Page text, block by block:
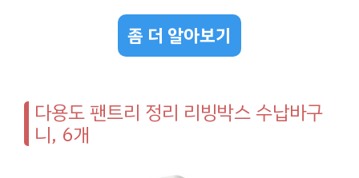
좀 더 알아보기
다용도 팬트리 정리 리빙박스 수납바구
니, 6개